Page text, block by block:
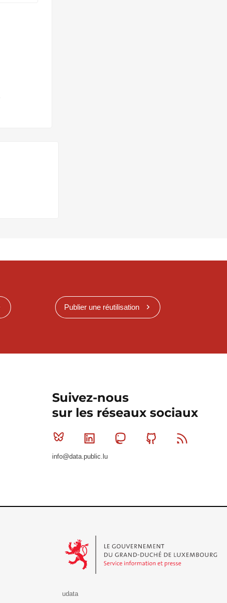
Publier une réutilisation
Suivez-nous
sur les réseaux sociaux
Bluesky Linkedin MastodonGithub
info@data.public.lu
udata